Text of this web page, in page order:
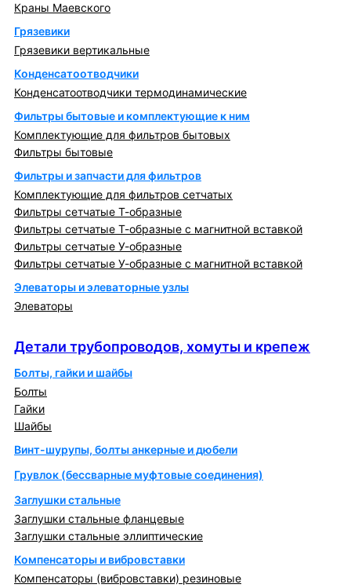
Краны Маевского
Грязевики
Грязевики вертикальные
Конденсатоотводчики
Конденсатоотводчики термодинамические
Фильтры бытовые и комплектующие к ним
Комплектующие для фильтров бытовых
Фильтры бытовые
Фильтры и запчасти для фильтров
Комплектующие для фильтров сетчатых
Фильтры сетчатые Т-образные
Фильтры сетчатые Т-образные с магнитной вставкой
Фильтры сетчатые У-образные
Фильтры сетчатые У-образные с магнитной вставкой
Элеваторы и элеваторные узлы
Элеваторы
Детали трубопроводов, хомуты и крепеж
Болты, гайки и шайбы
Болты
Гайки
Шайбы
Винт-шурупы, болты анкерные и дюбели
Грувлок (бессварные муфтовые соединения)
Заглушки стальные
Заглушки стальные фланцевые
Заглушки стальные эллиптические
Компенсаторы и вибровставки
Компенсаторы (вибровставки) резиновые